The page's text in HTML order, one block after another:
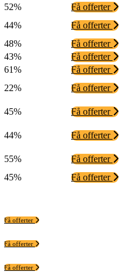
52%
Få offerter
44%
Få offerter
48%
Få offerter
43%
Få offerter
61%
Få offerter
22%
Få offerter
45%
Få offerter
44%
Få offerter
55%
Få offerter
45%
Få offerter
Få offerter
Få offerter
Få offerter